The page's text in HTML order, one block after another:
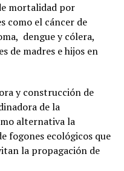
mortalidad por
como el cáncer de
dengue y cólera,
de madres e hijos en
y construcción de
de la
alternativa la
fogones ecológicos que
la propagación de